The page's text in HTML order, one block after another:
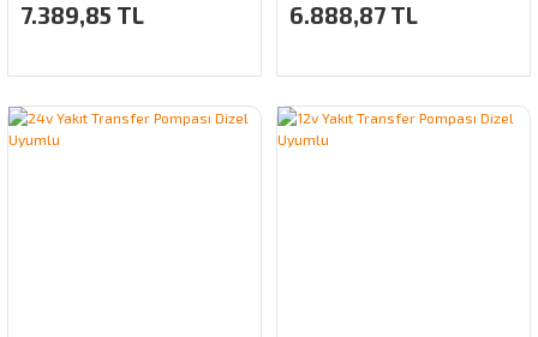
7.389,85 TL 6.888,87 TL